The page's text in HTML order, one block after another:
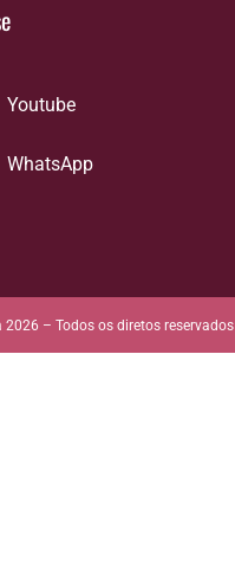
Youtube
WhatsApp
– Todos os diretos reservados